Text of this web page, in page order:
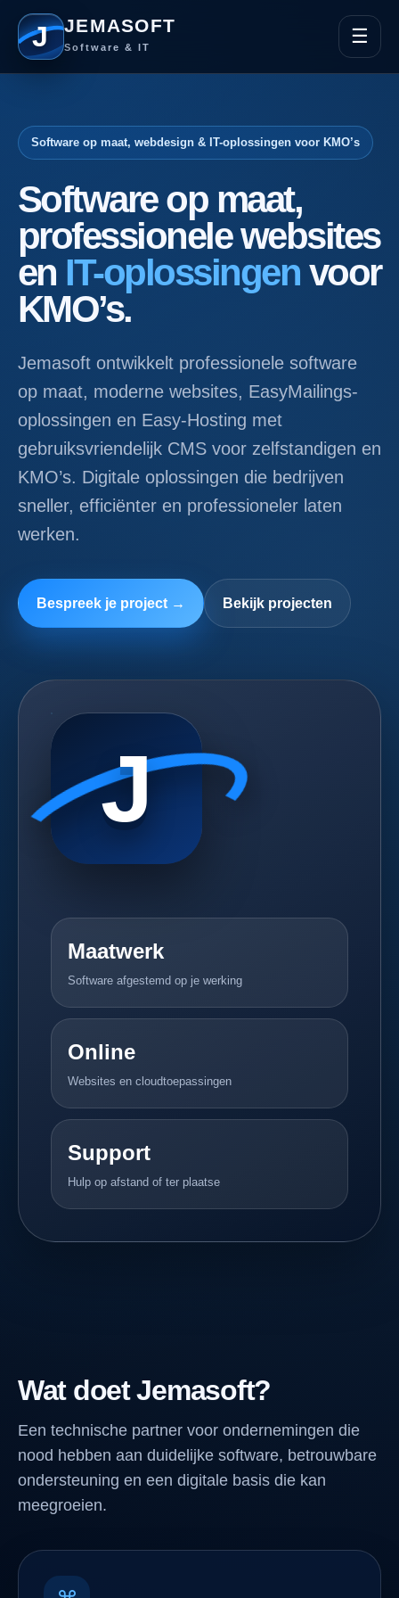
J JEMASOFT
Software & IT ☰
Software op maat, webdesign & IT-oplossingen voor KMO’s
Software op maat,
professionele websites
en IT-oplossingen voor
KMO’s.
Jemasoft ontwikkelt professionele software
op maat, moderne websites, EasyMailings-
oplossingen en Easy-Hosting met
gebruiksvriendelijk CMS voor zelfstandigen en
KMO’s. Digitale oplossingen die bedrijven
sneller, efficiënter en professioneler laten
werken.
Bespreek je project → Bekijk projecten
J
Maatwerk
Software afgestemd op je werking
Online
Websites en cloudtoepassingen
Support
Hulp op afstand of ter plaatse
Wat doet Jemasoft?
Een technische partner voor ondernemingen die
nood hebben aan duidelijke software, betrouwbare
ondersteuning en een digitale basis die kan
meegroeien.